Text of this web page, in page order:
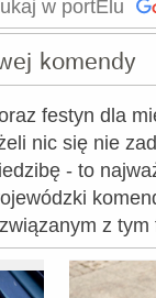
komendy
festyn dla
nic się nie
- to
związanym z tym